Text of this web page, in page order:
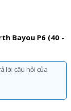
Bayou P6 (40 -